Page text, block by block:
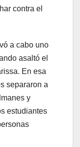
contra el
a cabo uno
asaltó el
En esa
separaron a
y
estudiantes